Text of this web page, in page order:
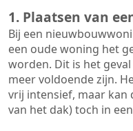
1. Plaatsen van
Bij een
een oude woning het
worden. Dit is het
meer voldoende zijn.
vrij intensief, maar kan
van het dak) toch in